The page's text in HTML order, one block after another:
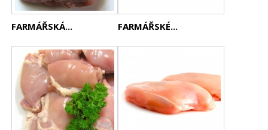
FARMÁŘSKÁ... FARMÁŘSKÉ...